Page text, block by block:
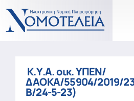
Κ.Υ.Α. οικ. ΥΠΕΝ/
ΔΑΟΚΑ/55904/2019/
Β/24-5-23)